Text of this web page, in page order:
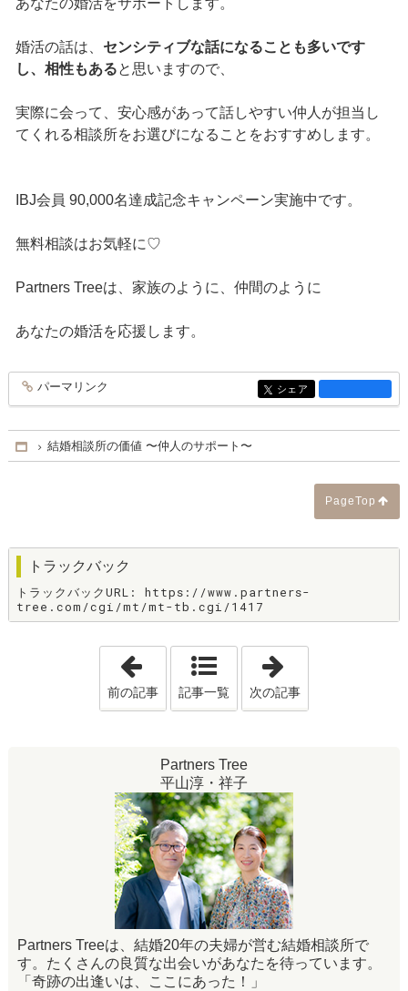
婚活の話は、 センシティブな話になることも多いです
し、相性もあると思いますので、
実際に会って、安心感があって話しやすい仲人が担当し
てくれる相談所をお選びになることをおすすめします。
IBJ会員 90,000名達成記念キャンペーン実施中です。
無料相談はお気軽に♡
Partners Treeは、家族のように、仲間のように
あなたの婚活を応援します。
entry1430
パーマリンク entry1430
シェア
Home
結婚相談所の価値 〜仲人のサポート〜
PageTop
トラックバック
トラックバックURL: https://www.partners-
tree.com/cgi/mt/mt-tb.cgi/1417
「結婚相談所の価値 〜出逢いの質〜」
前の記事 記事一覧 次の記事
Partners Tree
平山淳・祥子
Partners Treeは、結婚20年の夫婦が営む結婚相談所で
す。たくさんの良質な出会いがあなたを待っています。
「奇跡の出逢いは、ここにあった！」